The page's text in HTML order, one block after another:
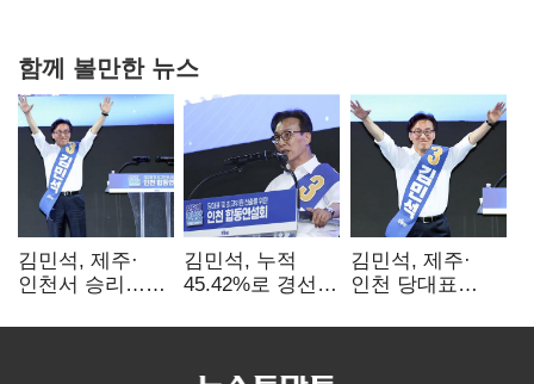
함께 볼만한 뉴스
김민석, 제주·
인천서 승리…
탈환'(종합)
김민석, 누적
45.42%로 경선
격차
김민석, 제주·
인천 당대표